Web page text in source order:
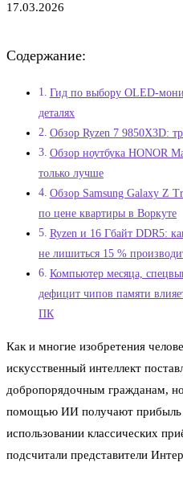
17.03.2026
Содержание:
Гид по выбору OLED-
деталях
Обзор Ryzen 7 9850X3D:
Обзор ноутбука HONOR
только лучше
Обзор Samsung Galaxy Z
по цене квартиры в Воркуте
Ryzen и 16 Гбайт DDR5:
не лишиться 15 %
Компьютер месяца,
дефицит чипов памяти
ПК
Как и многие изобретения
искусственный интеллект
добропорядочным гражданам,
помощью ИИ получают прибыль
использовании классических
подсчитали представители